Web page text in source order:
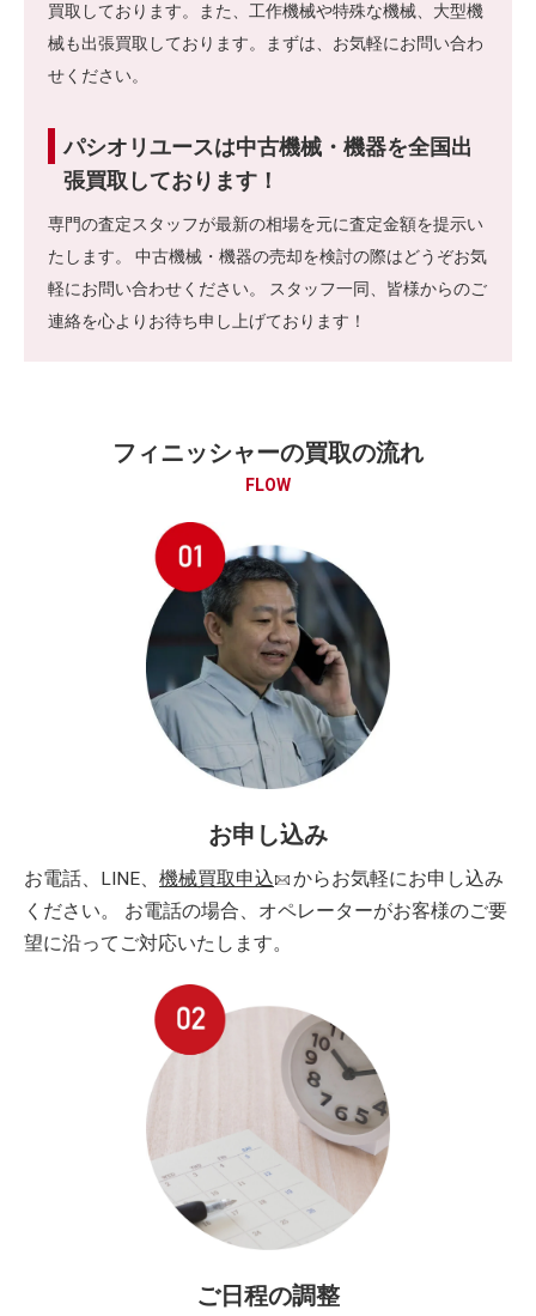
買取しております。また、工作機械や特殊な機械、大型機
械も出張買取しております。まずは、お気軽にお問い合わ
せください。
パシオリユースは中古機械・機器を全国出
張買取しております！
専門の査定スタッフが最新の相場を元に査定金額を提示い
たします。 中古機械・機器の売却を検討の際はどうぞお気
軽にお問い合わせください。 スタッフ一同、皆様からのご
連絡を心よりお待ち申し上げております！
フィニッシャーの買取の流れ
FLOW
お申し込み
お電話、LINE、 機械買取申込
からお気軽にお申し込み
ください。 お電話の場合、オペレーターがお客様のご要
望に沿ってご対応いたします。
ご日程の調整